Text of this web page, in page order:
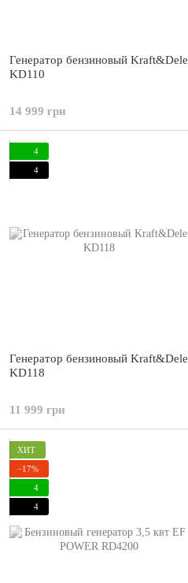
Генератор бензиновый Kraft&Dele
KD110
14 999 грн
4
4
Генератор бензиновый Kraft&Dele
KD118
11 999 грн
ХИТ
−17%
4
4